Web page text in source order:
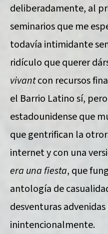
deliberadamente, al
seminarios que me
todavía intimidante
ridículo que querer
vivantcon recursos
el Barrio Latino sí,
estadounidense que
que gentrifican la
internet y con una
era una fiesta, que
antología de
desventuras
inintencionalmente.